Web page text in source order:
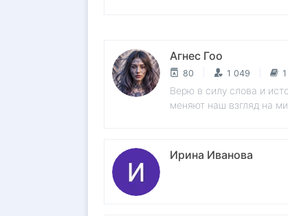
Агнес Гоо
80 1 049 1
Верю в силу слова и
меняют наш взгляд на
Ирина Иванова